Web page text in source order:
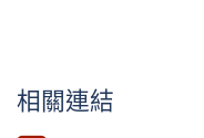
相關連結